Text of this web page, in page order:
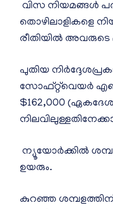
വിസ നിയമങ്ങൾ
തൊഴിലാളികളെ
രീതിയിൽ അവരുടെ
പുതിയ
സോഫ്റ്റ്‌വെയർ
$162,000
ന്യൂയോർക്കിൽ
ഉയരും.
കുറഞ്ഞ ശമ്പളത്തിന്